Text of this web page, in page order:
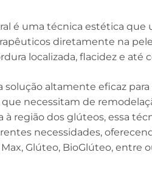
é uma técnica estética que
diretamente na
localizada, flacidez e até
altamente eficaz
necessitam de
à região dos glúteos, essa
necessidades,
Glúteo, BioGlúteo, entre